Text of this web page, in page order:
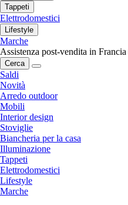
Tappeti
Elettrodomestici
Lifestyle
Marche
Assistenza post-vendita in Francia
Cerca
Saldi
Novità
Arredo outdoor
Mobili
Interior design
Stoviglie
Biancheria per la casa
Illuminazione
Tappeti
Elettrodomestici
Lifestyle
Marche